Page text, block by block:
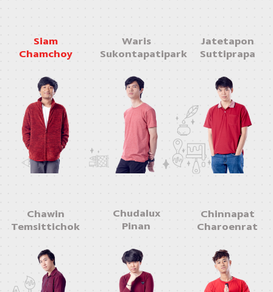
Siam
Chamchoy
Waris
Sukontapatipark
Jatetapon
Suttiprapa
Chawin
Temsittichok
Chudalux
Pinan
Chinnapat
Charoenrat